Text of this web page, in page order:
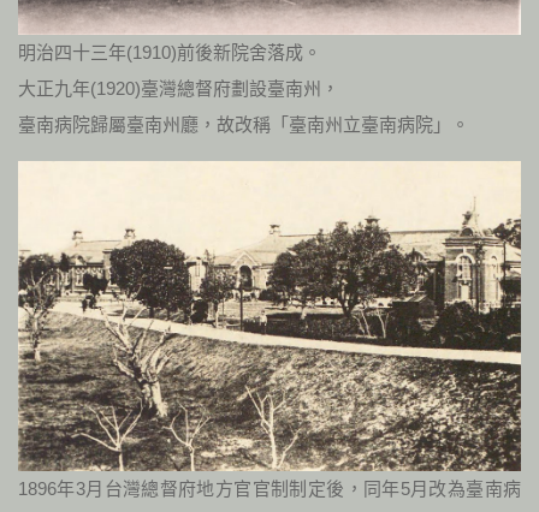
明治四十三年(1910)前後新院舍落成。
大正九年(1920)臺灣總督府劃設臺南州，
臺南病院歸屬臺南州廳，故改稱「臺南州立臺南病院」。
1896年3月台灣總督府地方官官制制定後，同年5月改為臺南病